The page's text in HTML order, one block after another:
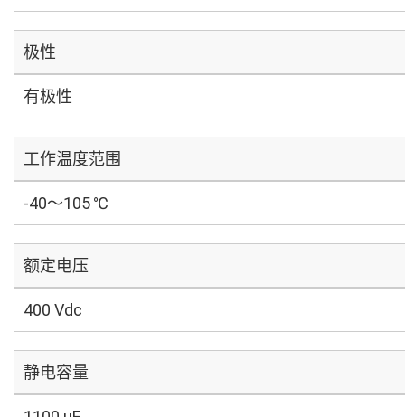
极性
有极性
工作温度范围
-40～105 ℃
额定电压
400 Vdc
静电容量